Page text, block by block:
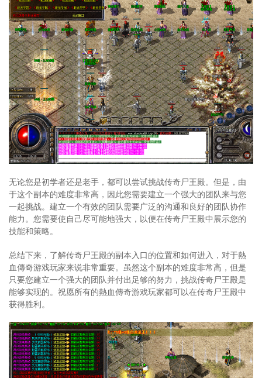
无论您是初学者还是老手，都可以尝试挑战传奇尸王殿。但是，由
于这个副本的难度非常高，因此您需要建立一个强大的团队来与您
一起挑战。建立一个有效的团队需要广泛的沟通和良好的团队协作
能力。您需要使自己尽可能地强大，以便在传奇尸王殿中展示您的
技能和策略。
总结下来，了解传奇尸王殿的副本入口的位置和如何进入，对于熱
血傳奇游戏玩家来说非常重要。虽然这个副本的难度非常高，但是
只要您建立一个强大的团队并付出足够的努力，挑战传奇尸王殿是
能够实现的。祝愿所有的熱血傳奇游戏玩家都可以在传奇尸王殿中
获得胜利。